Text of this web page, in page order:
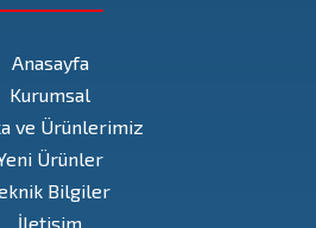
Anasayfa
Kurumsal
ve Ürünlerimiz
Ürünler
Bilgiler
İletişim